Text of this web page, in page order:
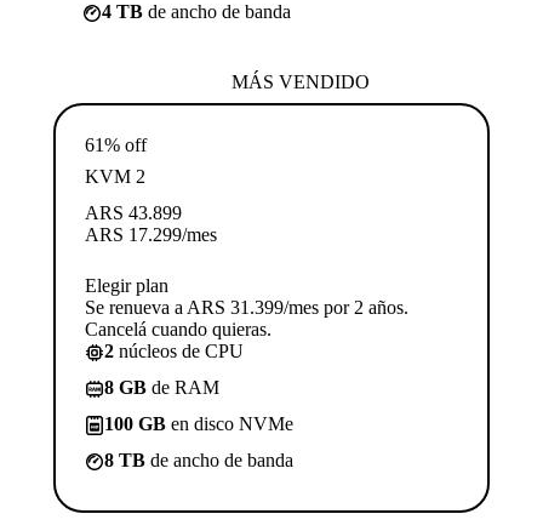
4 TB de ancho de banda
MÁS VENDIDO
61% off
KVM 2
ARS 43.899
ARS 17.299/mes
Elegir plan
Se renueva a ARS 31.399/mes por 2 años.
Cancelá cuando quieras.
2 núcleos de CPU
8 GB de RAM
100 GB en disco NVMe
8 TB de ancho de banda